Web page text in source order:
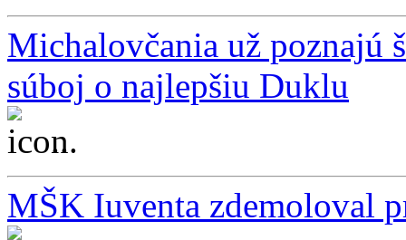
Michalovčania už poznajú
súboj o najlepšiu Duklu
...
MŠK Iuventa zdemoloval